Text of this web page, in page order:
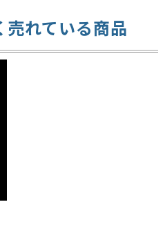
売れている商品